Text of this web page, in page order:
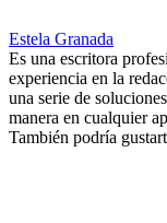
Estela Granada
Es una escritora
experiencia en la
una serie de
manera en cualquier
También podría